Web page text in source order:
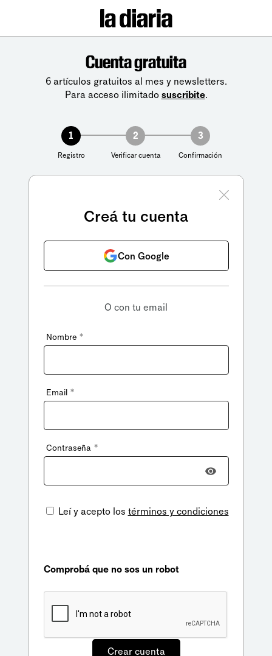
Cuenta gratuita
6 artículos gratuitos al mes y newsletters.
Para acceso ilimitado suscribite.
1
Registro
2
Verificar cuenta
3
Confirmación
Creá tu cuenta
Con Google
O con tu email
Nombre *
Email *
Contraseña *
Leí y acepto los términos y condiciones
Comprobá que no sos un robot